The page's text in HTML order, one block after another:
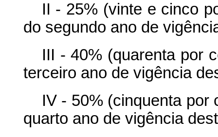
II - 25% (vinte e cinco
do segundo ano de
III - 40% (quarenta por
terceiro ano de vigência
IV - 50% (cinquenta por
quarto ano de vigência